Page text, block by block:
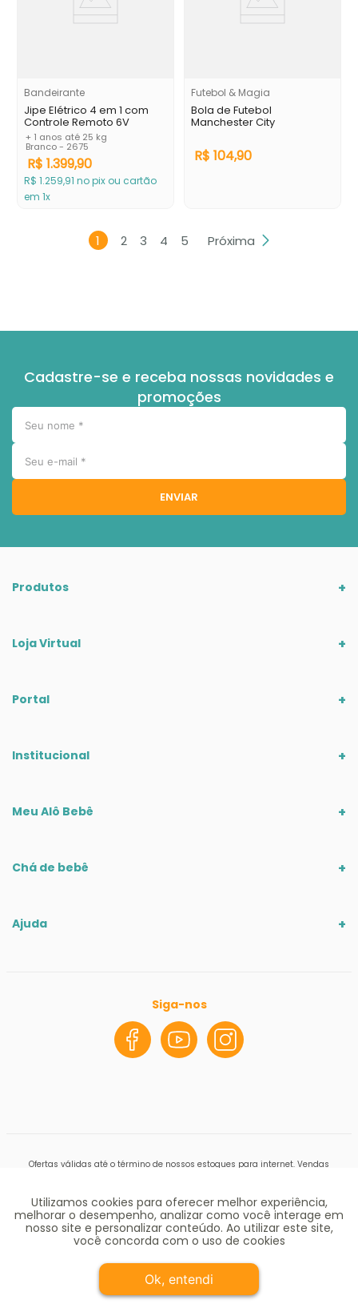
Bandeirante
Jipe Elétrico 4 em 1 com
Controle Remoto 6V
+ 1 anos até 25 kg
Branco - 2675
R$ 1.399,90
R$ 1.259,91 no pix ou cartão
em 1x
Futebol & Magia
Bola de Futebol
Manchester City
R$ 104,90
1 2 3 4 5 Próxima
Utilizamos cookies para oferecer melhor experiência,
melhorar o desempenho, analizar como você interage em
nosso site e personalizar conteúdo. Ao utilizar este site,
você concorda com o uso de cookies
Ok, entendi
Cadastre-se e receba nossas novidades e
promoções
ENVIAR
Produtos
Loja Virtual
Portal
Institucional
Meu Alô Bebê
Chá de bebê
Ajuda
Siga-nos
Ofertas válidas até o término de nossos estoques para internet. Vendas
de pagamento exclusivos para compras via internet. As imagens de
produtos deste site pertencem a Alô Bebê. Não é permitida a utilização sem
autorizaçãohttps://www.alobebe.com.brCNPJ Loja Virtual: 11.928.659/0006-
33
© COPYRIGHT 1987/2023 - ALÔ BEBÊ 36 ANOS - TODOS OS DIREITOS
RESERVADOS - TELEFONE: (11) 3648.3000